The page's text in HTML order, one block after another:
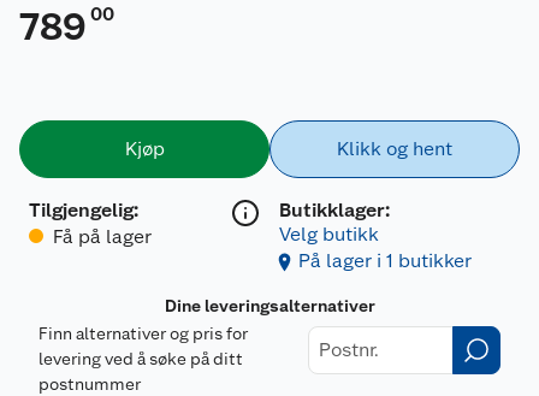
789 00
Kjøp
Tilgjengelig:
Få på lager
Klikk og hent
Butikklager:
Velg butikk
På lager i 1 butikker
Dine leveringsalternativer
Finn alternativer og pris for
levering ved å søke på ditt
postnummer